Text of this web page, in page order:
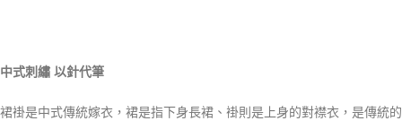
中式刺繡 以針代筆
裙褂是中式傳統嫁衣，裙是指下身長裙、褂則是上身的對襟衣，是傳統的